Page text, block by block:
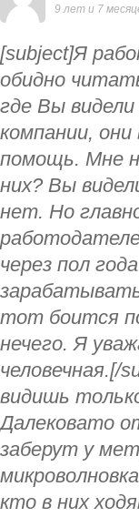
9 лет и 7
[subject]Я
обидно
где Вы
компании,
помощь. Мне
них? Вы
нет. Но
через пол
тот боится
нечего. Я
человечная.[/
видишь
Далековато
заберут у
кто в них